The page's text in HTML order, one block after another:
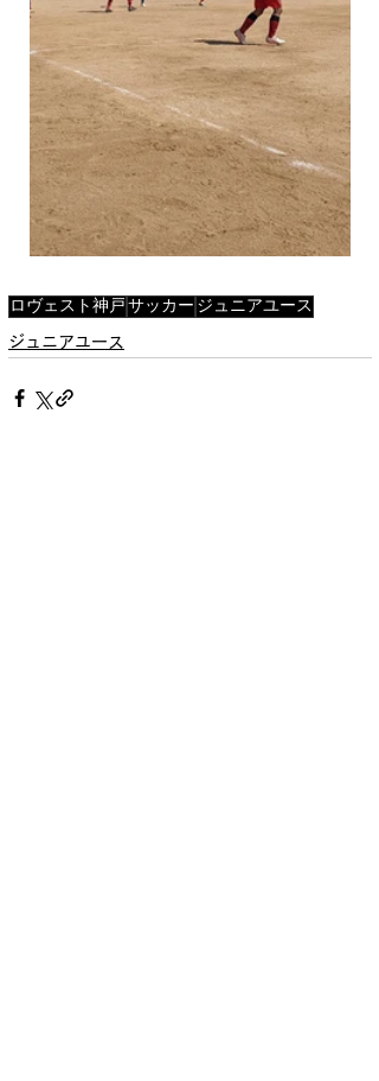
ロヴェスト神戸サッカー ジュニアユース
ジュニアユース